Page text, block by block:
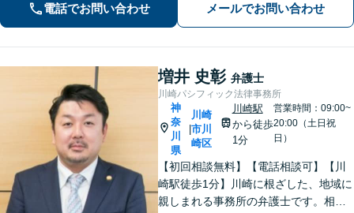
最小限にするよう努めています。【地
元密着】クチコミ・リピーター多数。
電話でお問い合わせ メールでお問い合わせ
増井 史彰 弁護士
川崎パシフィック法律事務所
神
奈
川
県
|
川崎
市川
崎区
川崎駅
から徒歩
1分
営業時間：09:00~
20:00（土日祝
日）
【初回相談無料】【電話相談可】【川
崎駅徒歩1分】川崎に根ざした、地域に
親しまれる事務所の弁護士です。相